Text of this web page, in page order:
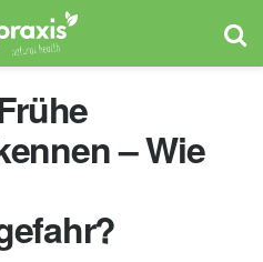
– Wie